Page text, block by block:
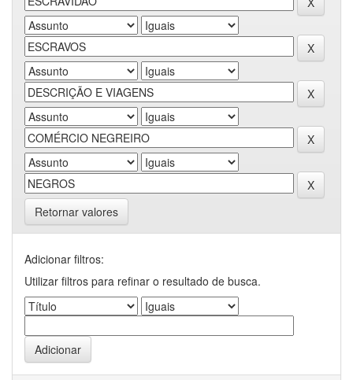
Retornar valores
Adicionar filtros:
Utilizar filtros para refinar o resultado de busca.